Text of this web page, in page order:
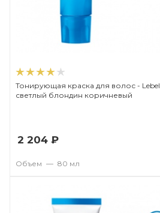
Тонирующая краска для волос -
светлый блондин коричневый
2 204 ₽
Объем — 80 мл